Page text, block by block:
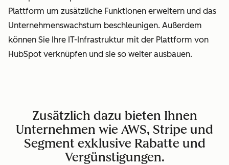
Plattform um zusätzliche Funktionen erweitern und das
Unternehmenswachstum beschleunigen. Außerdem
können Sie Ihre IT-Infrastruktur mit der Plattform von
HubSpot verknüpfen und sie so weiter ausbauen.
Zusätzlich dazu bieten Ihnen
Unternehmen wie AWS, Stripe und
Segment exklusive Rabatte und
Vergünstigungen.